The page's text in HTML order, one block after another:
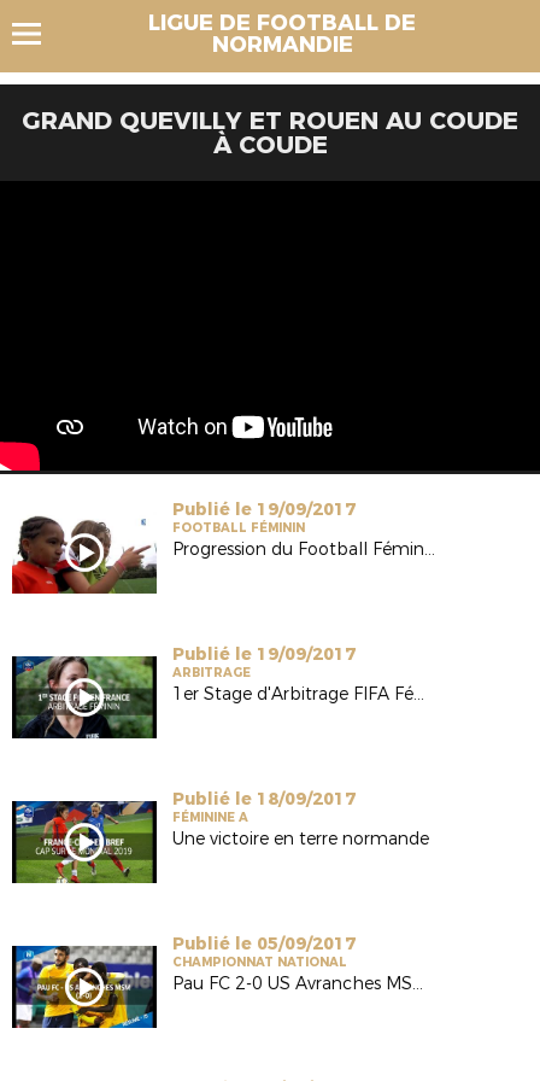
LIGUE DE FOOTBALL DE
NORMANDIE
GRAND QUEVILLY ET ROUEN AU COUDE
À COUDE
Publié le 19/09/2017
FOOTBALL FÉMININ
Progression du Football Féminin en Normandie
Publié le 19/09/2017
ARBITRAGE
1er Stage d'Arbitrage FIFA Féminin en France
Publié le 18/09/2017
FÉMININE A
Une victoire en terre normande
Publié le 05/09/2017
CHAMPIONNAT NATIONAL
Pau FC 2-0 US Avranches MSM (National-J5 / Saison 17/18)